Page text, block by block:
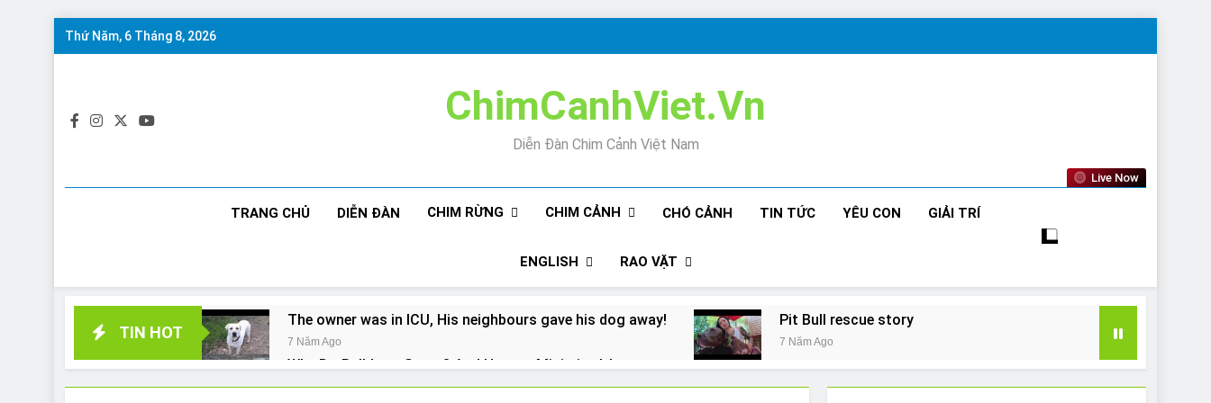
Skip
Thứ Năm, 6 Tháng 8, 2026
ChimCanhViet.Vn
Diễn Đàn Chim Cảnh Việt Nam
Live Now
TRANG CHỦ DIỄN ĐÀN CHIM RỪNG CHIM CẢNH CHÓ CẢNH TIN TỨC YÊU CON GIẢI TRÍ
ENGLISH RAO VẶT
TIN HOT
The owner was in ICU, His neighbours gave his dog away!
7 Năm Ago
Pit Bull rescue story
7 Năm Ago
Why Do Bulldogs Snore? And How to Minimize It!
7 Năm Ago